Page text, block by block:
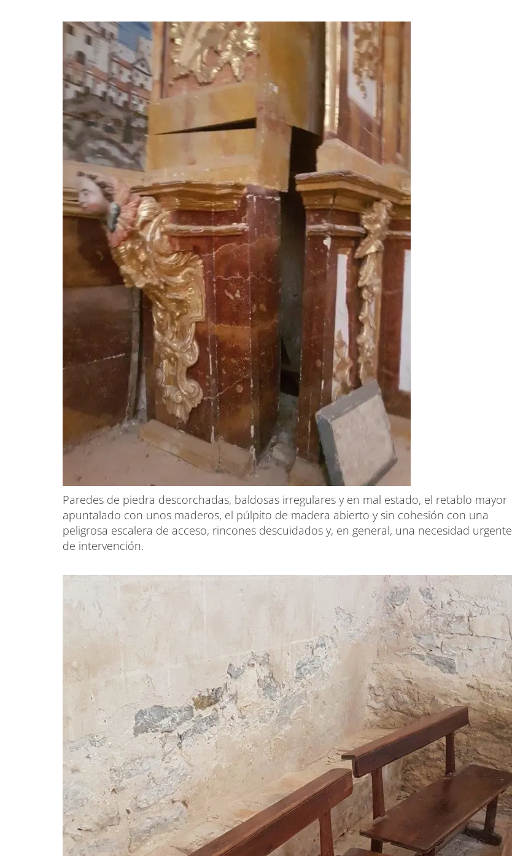
Paredes de piedra descorchadas, baldosas irregulares y en mal estado, el retablo mayor
apuntalado con unos maderos, el púlpito de madera abierto y sin cohesión con una
peligrosa escalera de acceso, rincones descuidados y, en general, una necesidad urgente
de intervención.